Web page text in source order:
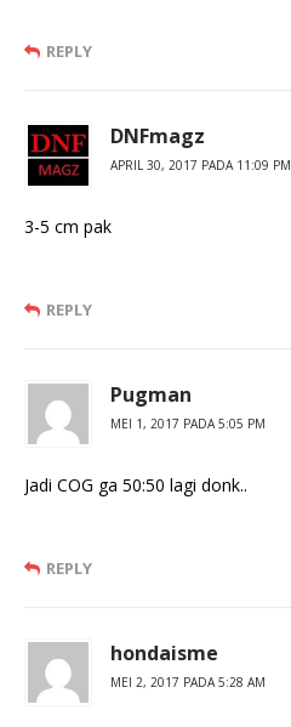
REPLY
DNFmagz
APRIL 30, 2017 PADA 11:09 PM
3-5 cm pak
REPLY
Pugman
MEI 1, 2017 PADA 5:05 PM
Jadi COG ga 50:50 lagi donk..
REPLY
hondaisme
MEI 2, 2017 PADA 5:28 AM